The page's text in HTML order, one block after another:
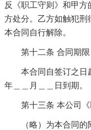
反《职工守则》和甲
方处分。乙方如触犯刑
本合同自行解除。
第十二条 合同期限
本合同自签订之日
年＿＿月＿＿日到期。
第十三条 本公司《
（略）为本合同